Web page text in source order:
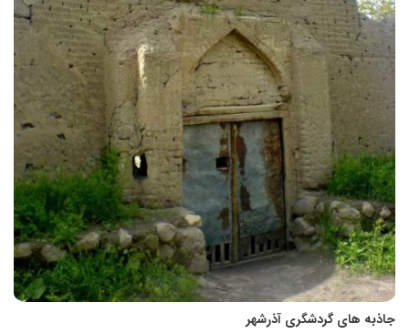
جاذبه های گردشگری آذرشهر